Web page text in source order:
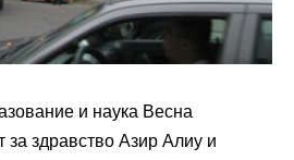
и наука Весна
за здравство Азир Алиу и